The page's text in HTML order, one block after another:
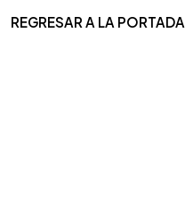
REGRESAR A LA PORTADA